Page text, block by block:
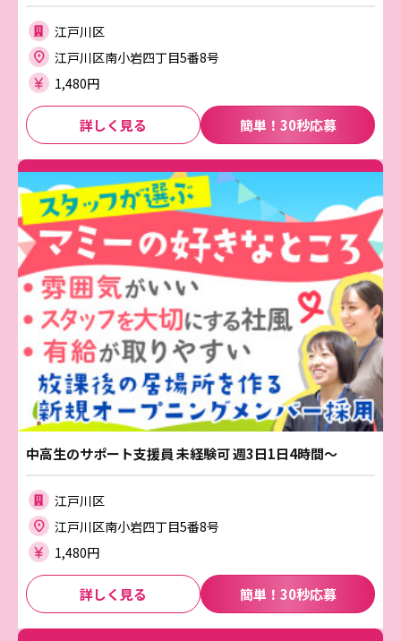
江戸川区
江戸川区南小岩四丁目5番8号
1,480円
詳しく見る 簡単！30秒応募
中高生のサポート支援員 未経験可 週3日1日4時間～
江戸川区
江戸川区南小岩四丁目5番8号
1,480円
詳しく見る 簡単！30秒応募